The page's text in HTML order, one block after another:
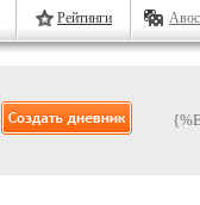
Рейтинги